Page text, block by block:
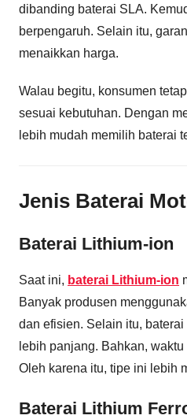
dibanding baterai SLA.
berpengaruh. Selain itu,
menaikkan harga.
Walau begitu, konsumen
sesuai kebutuhan. Dengan
lebih mudah memilih baterai
Jenis Baterai
Baterai Lithium-ion
Saat ini, baterai Lithium-ion
Banyak produsen
dan efisien. Selain itu,
lebih panjang. Bahkan,
Oleh karena itu, tipe ini lebih
Baterai Lithium